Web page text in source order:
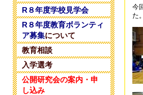
R８年度学校見学会
R８年度教育ボランティ
ア募集について
教育相談
入学選考
公開研究会の案内・申
し込み
令
第
教
今
た。